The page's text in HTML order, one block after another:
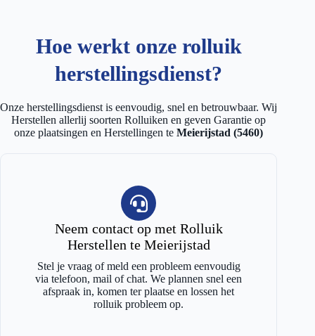
Hoe werkt onze rolluik
herstellingsdienst?
Onze herstellingsdienst is eenvoudig, snel en betrouwbaar. Wij
Herstellen allerlij soorten Rolluiken en geven Garantie op
onze plaatsingen en Herstellingen teMeierijstad (5460)
Neem contact op met Rolluik
Herstellen te Meierijstad
Stel je vraag of meld een probleem eenvoudig
via telefoon, mail of chat. We plannen snel een
afspraak in, komen ter plaatse en lossen het
rolluik probleem op.